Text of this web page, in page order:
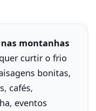
montanhas
curtir o frio
bonitas,
cafés,
eventos